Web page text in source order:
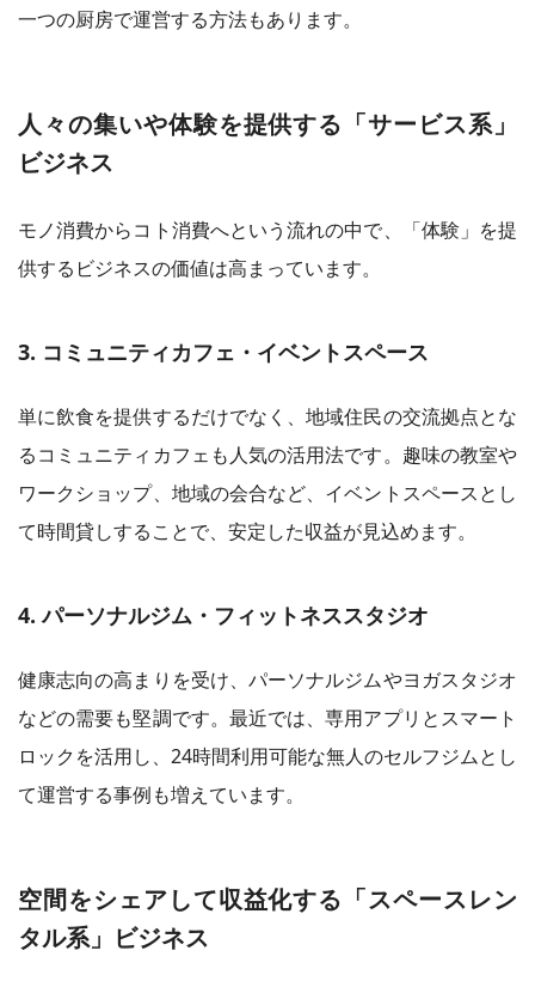
一つの厨房で運営する方法もあります。
人々の集いや体験を提供する「サービス系」
ビジネス
モノ消費からコト消費へという流れの中で、「体験」を提
供するビジネスの価値は高まっています。
3. コミュニティカフェ・イベントスペース
単に飲食を提供するだけでなく、地域住民の交流拠点とな
るコミュニティカフェも人気の活用法です。趣味の教室や
ワークショップ、地域の会合など、イベントスペースとし
て時間貸しすることで、安定した収益が見込めます。
4. パーソナルジム・フィットネススタジオ
健康志向の高まりを受け、パーソナルジムやヨガスタジオ
などの需要も堅調です。最近では、専用アプリとスマート
ロックを活用し、24時間利用可能な無人のセルフジムとし
て運営する事例も増えています。
空間をシェアして収益化する「スペースレン
タル系」ビジネス